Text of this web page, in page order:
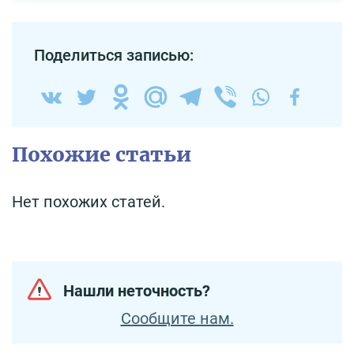
Поделиться записью:
Похожие статьи
Нет похожих статей.
Нашли неточность?
Сообщите нам.